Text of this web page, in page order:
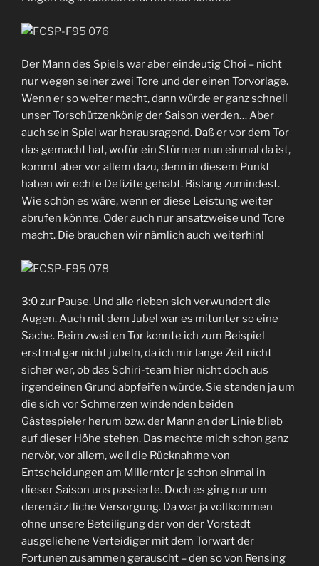
Der Mann des Spiels war aber eindeutig Choi – nicht
nur wegen seiner zwei Tore und der einen Torvorlage.
Wenn er so weiter macht, dann würde er ganz schnell
unser Torschützenkönig der Saison werden… Aber
auch sein Spiel war herausragend. Daß er vor dem Tor
das gemacht hat, wofür ein Stürmer nun einmal da ist,
kommt aber vor allem dazu, denn in diesem Punkt
haben wir echte Defizite gehabt. Bislang zumindest.
Wie schön es wäre, wenn er diese Leistung weiter
abrufen könnte. Oder auch nur ansatzweise und Tore
macht. Die brauchen wir nämlich auch weiterhin!
3:0 zur Pause. Und alle rieben sich verwundert die
Augen. Auch mit dem Jubel war es mitunter so eine
Sache. Beim zweiten Tor konnte ich zum Beispiel
erstmal gar nicht jubeln, da ich mir lange Zeit nicht
sicher war, ob das Schiri-team hier nicht doch aus
irgendeinen Grund abpfeifen würde. Sie standen ja um
die sich vor Schmerzen windenden beiden
Gästespieler herum bzw. der Mann an der Linie blieb
auf dieser Höhe stehen. Das machte mich schon ganz
nervör, vor allem, weil die Rücknahme von
Entscheidungen am Millerntor ja schon einmal in
dieser Saison uns passierte. Doch es ging nur um
deren ärztliche Versorgung. Da war ja vollkommen
ohne unsere Beteiligung der von der Vorstadt
ausgeliehene Verteidiger mit dem Torwart der
Fortunen zusammen gerauscht – den so von Rensing